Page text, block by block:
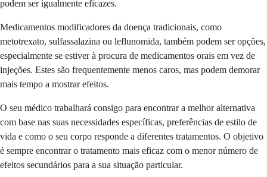
podem ser igualmente eficazes.
Medicamentos modificadores da doença tradicionais, como
metotrexato, sulfassalazina ou leflunomida, também podem ser opções,
especialmente se estiver à procura de medicamentos orais em vez de
injeções. Estes são frequentemente menos caros, mas podem demorar
mais tempo a mostrar efeitos.
O seu médico trabalhará consigo para encontrar a melhor alternativa
com base nas suas necessidades específicas, preferências de estilo de
vida e como o seu corpo responde a diferentes tratamentos. O objetivo
é sempre encontrar o tratamento mais eficaz com o menor número de
efeitos secundários para a sua situação particular.